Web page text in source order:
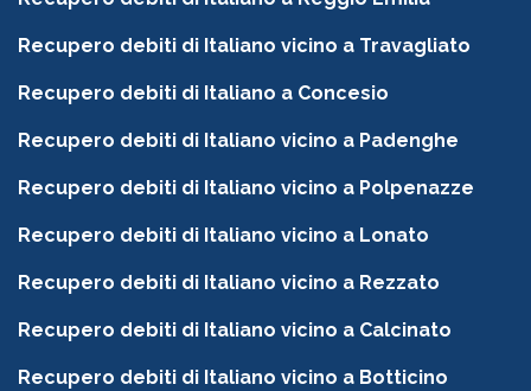
Recupero debiti di Italiano vicino a Travagliato
Recupero debiti di Italiano a Concesio
Recupero debiti di Italiano vicino a Padenghe
Recupero debiti di Italiano vicino a Polpenazze
Recupero debiti di Italiano vicino a Lonato
Recupero debiti di Italiano vicino a Rezzato
Recupero debiti di Italiano vicino a Calcinato
Recupero debiti di Italiano vicino a Botticino